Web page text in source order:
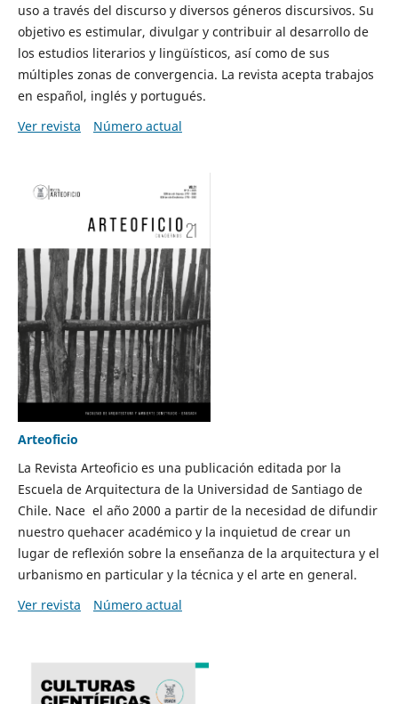
uso a través del discurso y diversos géneros discursivos. Su
objetivo es estimular, divulgar y contribuir al desarrollo de
los estudios literarios y lingüísticos, así como de sus
múltiples zonas de convergencia. La revista acepta trabajos
en español, inglés y portugués.
Ver revista
Número actual
Arteoficio
La Revista Arteoficio es una publicación editada por la
Escuela de Arquitectura de la Universidad de Santiago de
Chile. Nace el año 2000 a partir de la necesidad de difundir
nuestro quehacer académico y la inquietud de crear un
lugar de reflexión sobre la enseñanza de la arquitectura y el
urbanismo en particular y la técnica y el arte en general.
Ver revista
Número actual